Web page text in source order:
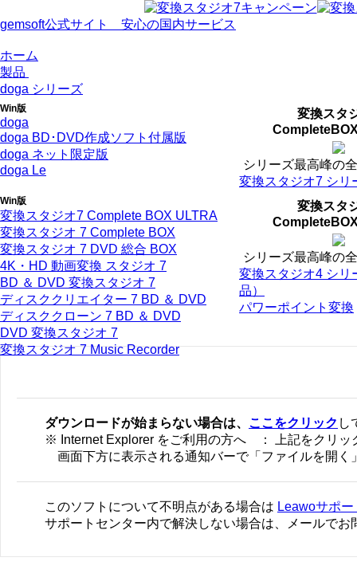
gemsoft公式サイト 安心の国内サービス
ホーム
製品
doga シリーズ
Win版
doga
doga BD･DVD作成ソフト付属版
doga ネット限定版
doga Le
変換スタ
シリーズ最高峰
変換スタジオ7 シリ
Win版
変換スタジオ7 Complete BOX ULTRA
変換スタジオ 7 Complete BOX
変換スタジオ 7 DVD 総合 BOX
4K・HD 動画変換 スタジオ 7
BD ＆ DVD 変換スタジオ 7
ディスククリエイター 7 BD ＆ DVD
ディスククローン 7 BD ＆ DVD
DVD 変換スタジオ 7
変換スタジオ 7 Music Recorder
変換スタ
シリーズ最高峰
変換スタジオ4 シリ
品）
パワーポイント変換
ダウンロードが始まらない場合は、 ここをクリック し
※ Internet Explorer をご利用の方へ ： 上記をクリッ
画面下方に表示される通知バーで「ファイルを開く
このソフトについて不明点がある場合は Leawoサポ
サポートセンター内で解決しない場合は、メールでお